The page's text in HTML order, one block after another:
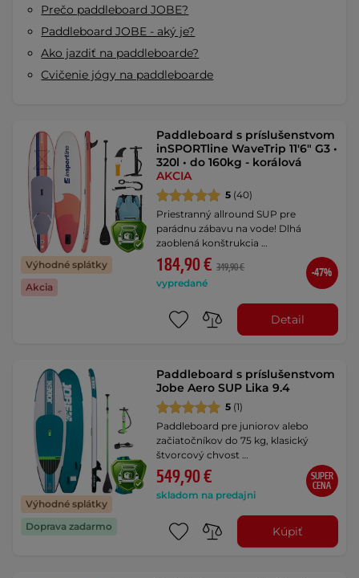
Prečo paddleboard JOBE?
Paddleboard JOBE - aký je?
Ako jazdiť na paddleboarde?
Cvičenie jógy na paddleboarde
Výhodné splátky
Akcia
Paddleboard s príslušenstvom
inSPORTline WaveTrip 11'6" G3 •
320l • do 160kg - korálová
AKCIA
5 (40)
Priestranný allround SUP pre
parádnu zábavu na vode! Dlhá
zaoblená konštrukcia …
184,90 € 349,90 €
vypredané
-47%
Detail
Výhodné splátky
Doprava zadarmo
Paddleboard s príslušenstvom
Jobe Aero SUP Lika 9.4
5 (1)
Paddleboard pre juniorov alebo
začiatočníkov do 75 kg, klasický
štvorcový chvost …
549,90 €
skladom na predajni
SUPER
CENA
Kúpiť